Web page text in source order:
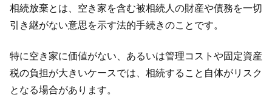
相続放棄とは、空き家を含む被相続人の財産や債務を一切
引き継がない意思を示す法的手続きのことです。
特に空き家に価値がない、あるいは管理コストや固定資産
税の負担が大きいケースでは、相続すること自体がリスク
となる場合があります。